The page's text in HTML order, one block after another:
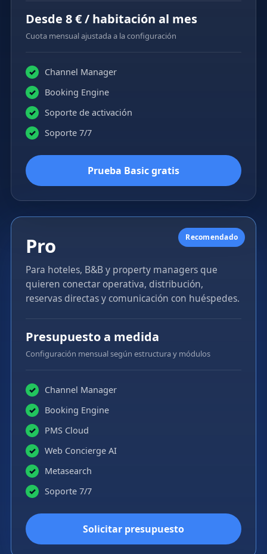
Desde 8 € / habitación al mes
Cuota mensual ajustada a la configuración
✓ Channel Manager
✓ Booking Engine
✓ Soporte de activación
✓ Soporte 7/7
Prueba Basic gratis
Recomendado
Pro
Para hoteles, B&B y property managers que
quieren conectar operativa, distribución,
reservas directas y comunicación con huéspedes.
Presupuesto a medida
Configuración mensual según estructura y módulos
✓ Channel Manager
✓ Booking Engine
✓ PMS Cloud
✓ Web Concierge AI
✓ Metasearch
✓ Soporte 7/7
Solicitar presupuesto